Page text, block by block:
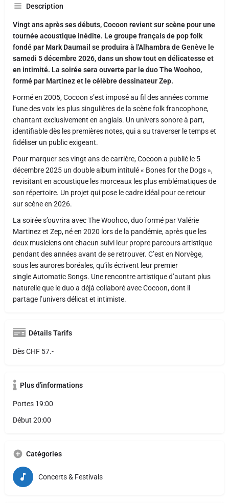
Description
Vingt ans après ses débuts, Cocoon revient sur scène pour une
tournée acoustique inédite. Le groupe français de pop folk
fondé par Mark Daumail se produira à l'Alhambra de Genève le
samedi 5 décembre 2026, dans un show tout en délicatesse et
en intimité. La soirée sera ouverte par le duo The Woohoo,
formé par Martinez et le célèbre dessinateur Zep.
Formé en 2005, Cocoon s’est imposé au fil des années comme
l’une des voix les plus singulières de la scène folk francophone,
chantant exclusivement en anglais. Un univers sonore à part,
identifiable dès les premières notes, qui a su traverser le temps et
fidéliser un public exigeant.
Pour marquer ses vingt ans de carrière, Cocoon a publié le 5
décembre 2025 un double album intitulé « Bones for the Dogs »,
revisitant en acoustique les morceaux les plus emblématiques de
son répertoire. Un projet qui pose le cadre idéal pour ce retour
sur scène en 2026.
La soirée s’ouvrira avec The Woohoo, duo formé par Valérie
Martinez et Zep, né en 2020 lors de la pandémie, après que les
deux musiciens ont chacun suivi leur propre parcours artistique
pendant des années avant de se retrouver. C’est en Norvège,
sous les aurores boréales, qu’ils écrivent leur premier
single Automatic Songs. Une rencontre artistique d’autant plus
naturelle que le duo a déjà collaboré avec Cocoon, dont il
partage l’univers délicat et intimiste.
Détails Tarifs
Dès CHF 57.-
Plus d'informations
Portes 19:00
Début 20:00
Catégories
Concerts & Festivals